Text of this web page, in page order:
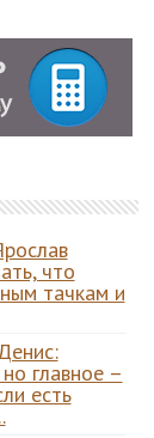
что
тачкам и
главное –
есть